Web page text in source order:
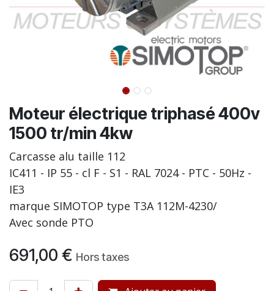
Moteur électrique triphasé 400v
1500 tr/min 4kw
Carcasse alu taille 112
IC411 - IP 55 - cl F - S1 - RAL 7024 - PTC - 50Hz -
IE3
marque SIMOTOP type T3A 112M-4230/
Avec sonde PTO
691,00 € Hors taxes